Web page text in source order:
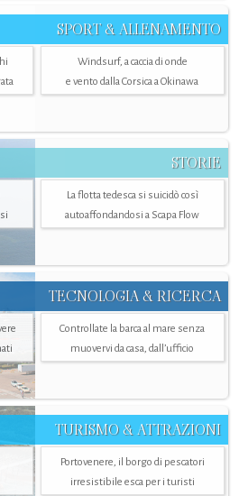
SPORT & ALLENAMENTO
Windsurf, a caccia di onde
e vento dalla Corsica a Okinawa
STORIE
La flotta tedesca si suicidò così
autoaffondandosi a Scapa Flow
TECNOLOGIA & RICERCA
Controllate la barca al mare senza
muovervi da casa, dall’ufficio
TURISMO & ATTRAZIONI
Portovenere, il borgo di pescatori
irresistibile esca per i turisti